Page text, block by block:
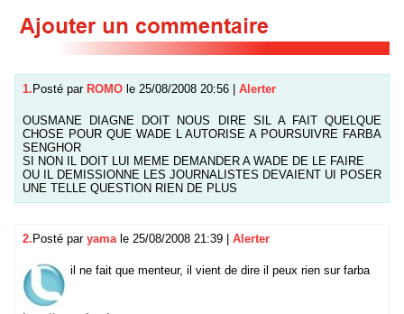
1. Posté par ROMO le 25/08/2008 20:56 Alerter
OUSMANE DIAGNE DOIT NOUS DIRE SIL A FAIT QUELQUE
CHOSE POUR QUE WADE L AUTORISE A POURSUIVRE FARBA
SENGHOR
SI NON IL DOIT LUI MEME DEMANDER A WADE DE LE FAIRE
OU IL DEMISSIONNE LES JOURNALISTES DEVAIENT UI POSER
UNE TELLE QUESTION RIEN DE PLUS
2.Posté par yama le 25/08/2008 21:39 | Alerter
il ne fait que menteur, il vient de dire il peux rien sur farba